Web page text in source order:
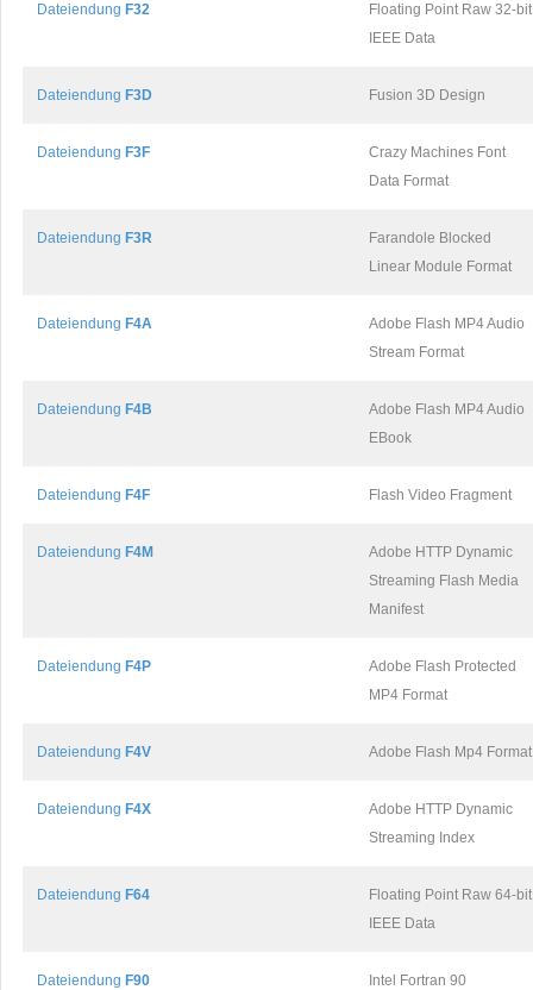
Dateiendung F32
Floating Point Raw 32-bit
IEEE Data
Dateiendung F3D Fusion 3D Design
Dateiendung F3F
Crazy Machines Font
Data Format
Dateiendung F3R
Farandole Blocked
Linear Module Format
Dateiendung F4A
Adobe Flash MP4 Audio
Stream Format
Dateiendung F4B
Adobe Flash MP4 Audio
EBook
Dateiendung F4F Flash Video Fragment
Dateiendung F4M
Adobe HTTP Dynamic
Streaming Flash Media
Manifest
Dateiendung F4P
Adobe Flash Protected
MP4 Format
Dateiendung F4V Adobe Flash Mp4 Format
Dateiendung F4X
Adobe HTTP Dynamic
Streaming Index
Dateiendung F64
Floating Point Raw 64-bit
IEEE Data
Dateiendung F90
Intel Fortran 90